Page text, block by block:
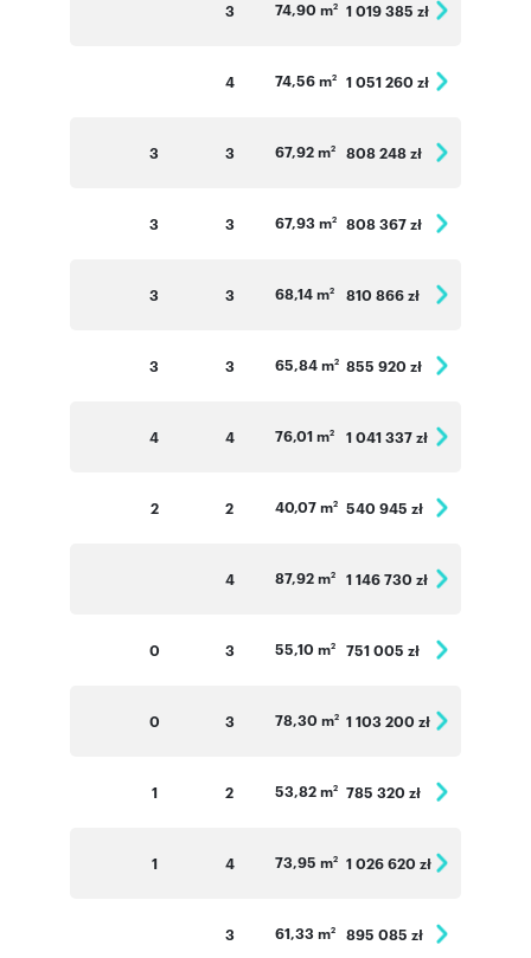
3 74,90 m2 1 019 385 zł
4 74,56 m2 1 051 260 zł
3 3 67,92 m2 808 248 zł
3 3 67,93 m2 808 367 zł
3 3 68,14 m2 810 866 zł
3 3 65,84 m2 855 920 zł
4 4 76,01 m2 1 041 337 zł
2 2 40,07 m2 540 945 zł
4 87,92 m2 1 146 730 zł
0 3 55,10 m2 751 005 zł
0 3 78,30 m2 1 103 200 zł
1 2 53,82 m2 785 320 zł
1 4 73,95 m2 1 026 620 zł
3 61,33 m2 895 085 zł